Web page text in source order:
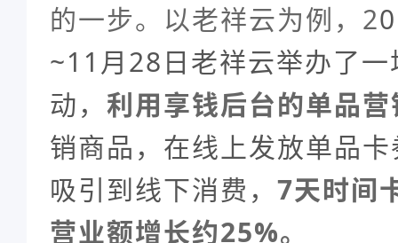
的一步。以老祥云为例，2
~11月28日老祥云举办了
动， 利用享钱后台的单品
销商品，在线上发放单品
吸引到线下消费， 7天时间
营业额增长约25%。